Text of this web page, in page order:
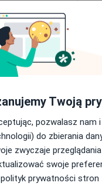
płacą
Mapa
250 zł
Twoją
pozwalasz nam
do zbierania
zwyczaje
swoje
prywatności stron